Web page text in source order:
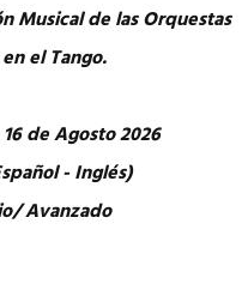
Musical de las Orquestas
el Tango.
de Agosto 2026
- Inglés)
Avanzado